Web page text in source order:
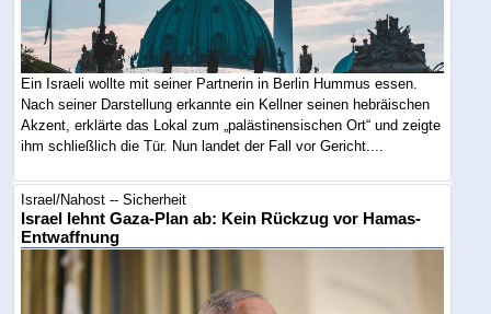
Ein Israeli wollte mit seiner Partnerin in Berlin Hummus essen.
Nach seiner Darstellung erkannte ein Kellner seinen hebräischen
Akzent, erklärte das Lokal zum „palästinensischen Ort“ und zeigte
ihm schließlich die Tür. Nun landet der Fall vor Gericht....
Israel/Nahost -- Sicherheit
Israel lehnt Gaza-Plan ab: Kein Rückzug vor Hamas-
Entwaffnung